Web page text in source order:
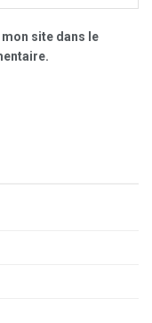
site dans le